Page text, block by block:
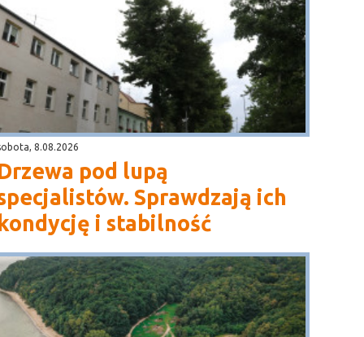
8.08.2026
pod lupą
Sprawdzają ich
kondycję i stabilność